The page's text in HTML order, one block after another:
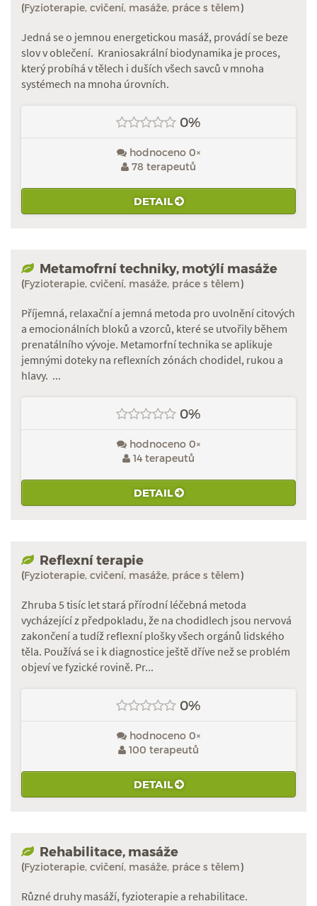
(Fyzioterapie, cvičení, masáže, práce s tělem)
Jedná se o jemnou energetickou masáž, provádí se beze
slov v oblečení. Kraniosakrální biodynamika je proces,
který probíhá v tělech i duších všech savců v mnoha
systémech na mnoha úrovních.
0%
hodnoceno 0×
78 terapeutů
DETAIL
Metamofrní techniky, motýlí masáže
(Fyzioterapie, cvičení, masáže, práce s tělem)
Příjemná, relaxační a jemná metoda pro uvolnění citových
a emocionálních bloků a vzorců, které se utvořily během
prenatálního vývoje. Metamorfní technika se aplikuje
jemnými doteky na reflexních zónách chodidel, rukou a
hlavy. ...
0%
hodnoceno 0×
14 terapeutů
DETAIL
Reflexní terapie
(Fyzioterapie, cvičení, masáže, práce s tělem)
Zhruba 5 tisíc let stará přírodní léčebná metoda
vycházející z předpokladu, že na chodidlech jsou nervová
zakončení a tudíž reflexní plošky všech orgánů lidského
těla. Používá se i k diagnostice ještě dříve než se problém
objeví ve fyzické rovině. Pr...
0%
hodnoceno 0×
100 terapeutů
DETAIL
Rehabilitace, masáže
(Fyzioterapie, cvičení, masáže, práce s tělem)
Různé druhy masáží, fyzioterapie a rehabilitace.